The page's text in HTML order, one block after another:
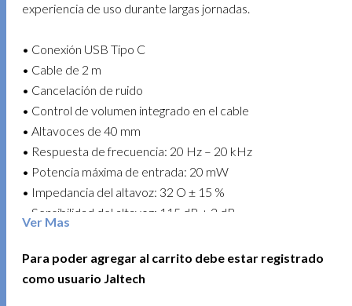
experiencia de uso durante largas jornadas.
• Conexión USB Tipo C
• Cable de 2 m
• Cancelación de ruido
• Control de volumen integrado en el cable
• Altavoces de 40 mm
• Respuesta de frecuencia: 20 Hz – 20 kHz
• Potencia máxima de entrada: 20 mW
• Impedancia del altavoz: 32 O ± 15 %
• Sensibilidad del altavoz: 115 dB ± 3 dB
• Instalación Plug and Play
• Compatible con Windows / Mac OS / Android / Linux
Ver Mas
Para poder agregar al carrito debe estar registrado
como usuario Jaltech